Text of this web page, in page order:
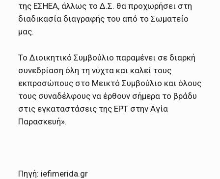
της ΕΣΗΕΑ, άλλως το Δ.Σ. θα προχωρήσει στη
διαδικασία διαγραφής του από το Σωματείο
μας.
Το Διοικητικό Συμβούλιο παραμένει σε διαρκή
συνεδρίαση όλη τη νύχτα και καλεί τους
εκπροσώπους στο Μεικτό Συμβούλιο και όλους
τους συναδέλφους να έρθουν σήμερα το βράδυ
στις εγκαταστάσεις της ΕΡΤ στην Αγία
Παρασκευή».
Πηγή: iefimerida.gr